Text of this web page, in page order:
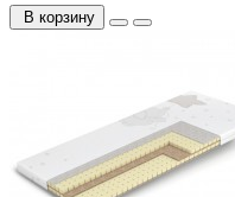
В корзину